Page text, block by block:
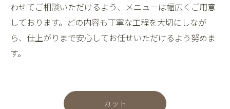
わせてご相談いただけるよう、メニューは幅広くご用意
しております。どの内容も丁寧な工程を大切にしなが
ら、仕上がりまで安心してお任せいただけるよう努めま
す。
カット